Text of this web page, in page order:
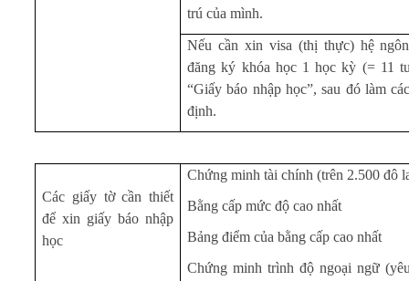
trú của mình.
Nếu cần xin visa (thị thực) hệ
đăng ký khóa học 1 học kỳ (= 11
“Giấy báo nhập học”, sau đó làm
định.
Các giấy tờ cần thiết
để xin giấy báo nhập
học
Chứng minh tài chính (trên 2.500 đô
Bằng cấp mức độ cao nhất
Bảng điểm của bằng cấp cao nhất
Chứng minh trình độ ngoại ngữ